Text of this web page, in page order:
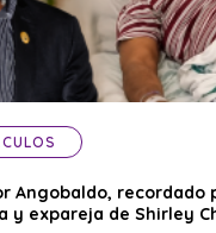
Angobaldo, recordado
y expareja de Shirley